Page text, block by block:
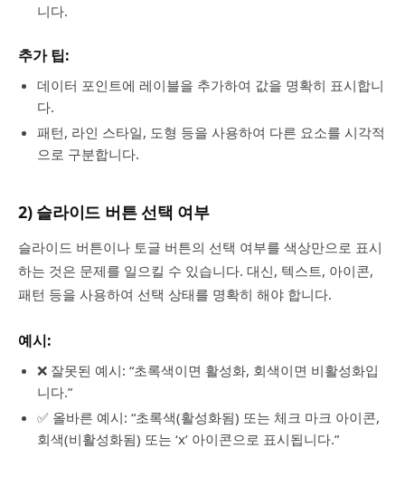
니다.
추가 팁:
데이터 포인트에 레이블을 추가하여 값을 명확히 표시합니
다.
패턴, 라인 스타일, 도형 등을 사용하여 다른 요소를 시각적
으로 구분합니다.
2) 슬라이드 버튼 선택 여부
슬라이드 버튼이나 토글 버튼의 선택 여부를 색상만으로 표시
하는 것은 문제를 일으킬 수 있습니다. 대신, 텍스트, 아이콘,
패턴 등을 사용하여 선택 상태를 명확히 해야 합니다.
예시:
❌ 잘못된 예시: “초록색이면 활성화, 회색이면 비활성화입
니다.”
✅ 올바른 예시: “초록색(활성화됨) 또는 체크 마크 아이콘,
회색(비활성화됨) 또는 ‘x’ 아이콘으로 표시됩니다.”